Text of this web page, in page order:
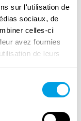
sur l'utilisation de
sociaux, de
celles-ci
avez fournies
de leurs
Sir